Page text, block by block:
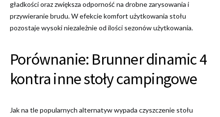
gładkości oraz zwiększa odporność na drobne zarysowania i
przywieranie brudu. W efekcie komfort użytkowania stołu
pozostaje wysoki niezależnie od ilości sezonów użytkowania.
Porównanie: Brunner dinamic 4
kontra inne stoły campingowe
Jak na tle popularnych alternatyw wypada czyszczenie stołu